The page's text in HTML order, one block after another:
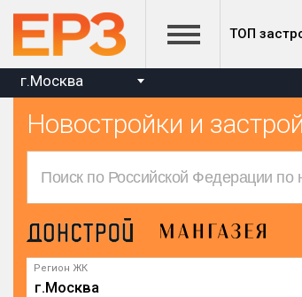
ТОП
г.Москва
Новостройки и
Регион ЖК
г.Москва